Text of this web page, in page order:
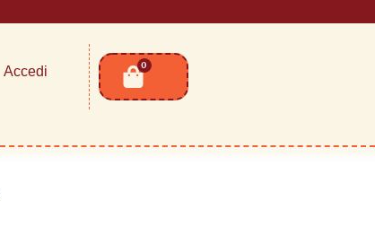
Accedi 0